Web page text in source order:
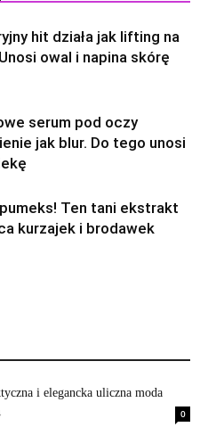
hit działa jak lifting na
owal i napina skórę
serum pod oczy
jak blur. Do tego unosi
Ten tani ekstrakt
kurzajek i brodawek
i elegancka uliczna moda
0